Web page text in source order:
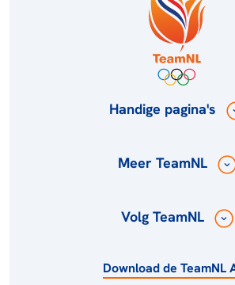
Handige pagina's
Meer TeamNL
Volg TeamNL
Download de TeamNL